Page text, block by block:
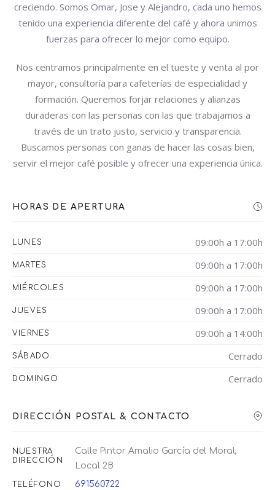
creciendo. Somos Omar, Jose y Alejandro, cada uno hemos
tenido una experiencia diferente del café y ahora unimos
fuerzas para ofrecer lo mejor como equipo.
Nos centramos principalmente en el tueste y venta al por
mayor, consultoría para cafeterías de especialidad y
formación. Queremos forjar relaciones y alianzas
duraderas con las personas con las que trabajamos a
través de un trato justo, servicio y transparencia.
Buscamos personas con ganas de hacer las cosas bien,
servir el mejor café posible y ofrecer una experiencia única.
HORAS DE APERTURA
LUNES 09:00h a 17:00h
MARTES 09:00h a 17:00h
MIÉRCOLES 09:00h a 17:00h
JUEVES 09:00h a 17:00h
VIERNES 09:00h a 14:00h
SÁBADO Cerrado
DOMINGO Cerrado
DIRECCIÓN POSTAL & CONTACTO
NUESTRA
DIRECCIÓN
Calle Pintor Amalio García del Moral,
Local 2B
TELÉFONO 691560722